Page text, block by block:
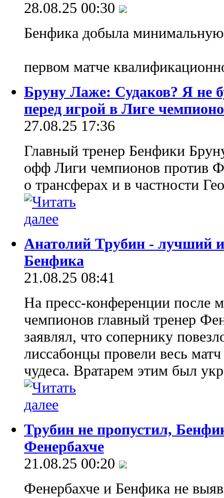
28.08.25 00:30
Бенфика добыла
первом матче
Бруну Лаже: Судаков? Я не
перед игрой в Лиге
27.08.25 17:36
Главный тренер Бенфики
офф Лиги чемпионов против
о трансферах и в частности
Анатолий Трубин - лучший
Бенфика
21.08.25 08:41
На пресс-конференции после
чемпионов главный тренер
заявлял, что сопернику
лиссабонцы провели весь
чудеса. Вратарем этим был
Трубин не пропустил,
Фенербахче
21.08.25 00:20
Фенербахче и Бенфика не